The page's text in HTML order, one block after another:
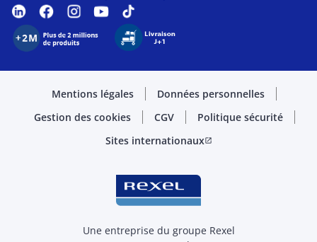
Mentions légales
Données personnelles
Gestion des cookies
CGV
Politique sécurité
Sites internationauxopen_in_new
Une entreprise du groupe Rexel